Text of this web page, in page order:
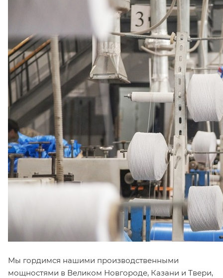
Мы гордимся нашими производственными
мощностями в Великом Новгороде, Казани и Твери,